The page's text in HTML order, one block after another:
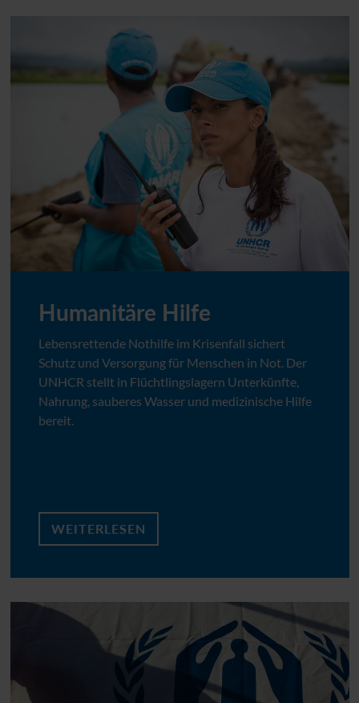
Humanitäre Hilfe
Lebensrettende Nothilfe im Krisenfall sichert
Schutz und Versorgung für Menschen in Not. Der
UNHCR stellt in Flüchtlingslagern Unterkünfte,
Nahrung, sauberes Wasser und medizinische Hilfe
bereit.
WEITERLESEN